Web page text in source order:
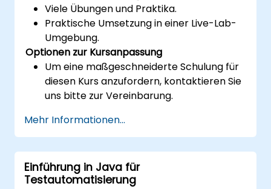
Viele Übungen und Praktika.
Praktische Umsetzung in einer Live-Lab-
Umgebung.
Optionen zur Kursanpassung
Um eine maßgeschneiderte Schulung für
diesen Kurs anzufordern, kontaktieren Sie
uns bitte zur Vereinbarung.
Mehr Informationen...
Einführung in Java für
Testautomatisierung